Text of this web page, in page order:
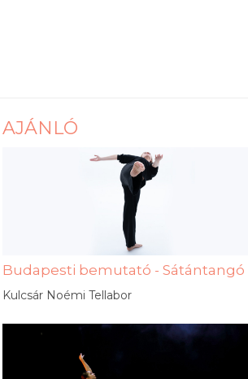
AJÁNLÓ
Budapesti bemutató - Sátántangó
Kulcsár Noémi Tellabor